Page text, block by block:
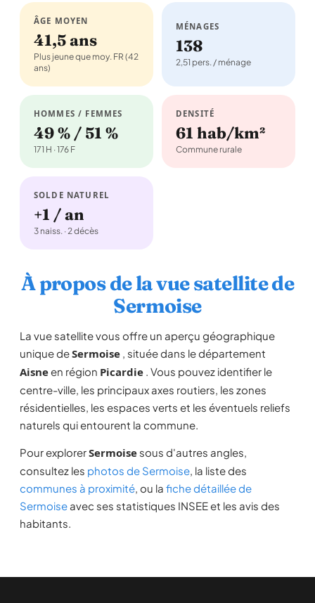
ÂGE MOYEN
41,5 ans
Plus jeune que moy. FR (42
ans)
MÉNAGES
138
2,51 pers. / ménage
HOMMES / FEMMES
49 % / 51 %
171 H · 176 F
DENSITÉ
61 hab/km²
Commune rurale
SOLDE NATUREL
+1 / an
3 naiss. · 2 décès
À propos de la vue satellite de
Sermoise
La vue satellite vous offre un aperçu géographique
unique deSermoise , située dans le département
Aisneen région Picardie . Vous pouvez identifier le
centre-ville, les principaux axes routiers, les zones
résidentielles, les espaces verts et les éventuels reliefs
naturels qui entourent la commune.
Pour explorerSermoise sous d'autres angles,
consultez les photos de Sermoise, la liste des
communes à proximité, ou la fiche détaillée de
Sermoise avec ses statistiques INSEE et les avis des
habitants.